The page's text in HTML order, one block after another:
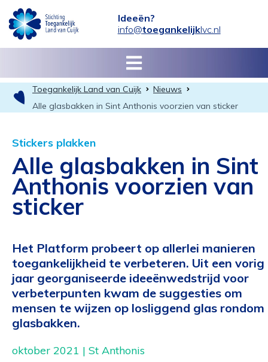
Ideeën?
info@toegankelijklvc.nl
Toegankelijk Land van Cuijk
Nieuws
Alle glasbakken in Sint Anthonis voorzien van sticker
Stickers plakken
Alle glasbakken in Sint
Anthonis voorzien van
sticker
Het Platform probeert op allerlei manieren
toegankelijkheid te verbeteren. Uit een vorig
jaar georganiseerde ideeënwedstrijd voor
verbeterpunten kwam de suggesties om
mensen te wijzen op losliggend glas rondom
glasbakken.
oktober 2021 | St Anthonis